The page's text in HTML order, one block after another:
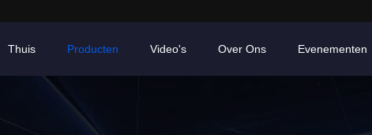
Thuis Producten Video's Over Ons Evenementen